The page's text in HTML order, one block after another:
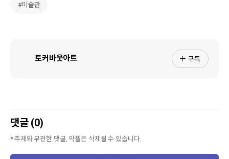
#미술관
토커바웃아트 구독
댓글 (0)
주제와 무관한 댓글, 악플은 삭제될 수 있습니다.